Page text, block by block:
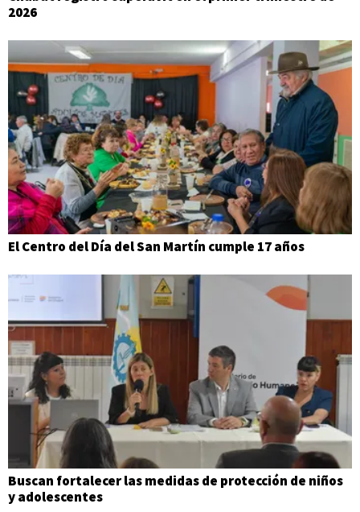
2026
El Centro del Día del San Martín cumple 17 años
Buscan fortalecer las medidas de protección de niños
y adolescentes